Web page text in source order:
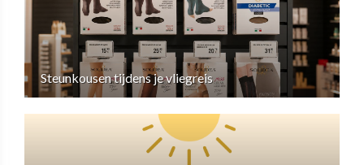
Steunkousen tijdens je vliegreis